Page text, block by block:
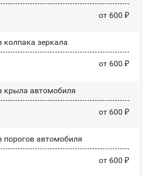
от 600 ₽
колпака зеркала
от 600 ₽
крыла автомобиля
от 600 ₽
порогов автомобиля
от 600 ₽